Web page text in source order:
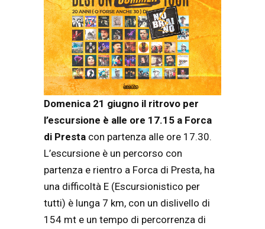
Domenica 21 giugno il ritrovo per
l’escursione è alle ore 17.15 a Forca
di Presta con partenza alle ore 17.30.
L’escursione è un percorso con
partenza e rientro a Forca di Presta, ha
una difficoltà E (Escursionistico per
tutti) è lunga 7 km, con un dislivello di
154 mt e un tempo di percorrenza di